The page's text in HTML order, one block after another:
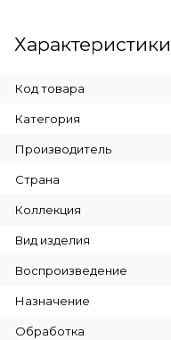
Характеристики
Код товара
Категория
Производитель
Страна
Коллекция
Вид изделия
Воспроизведение
Назначение
Обработка